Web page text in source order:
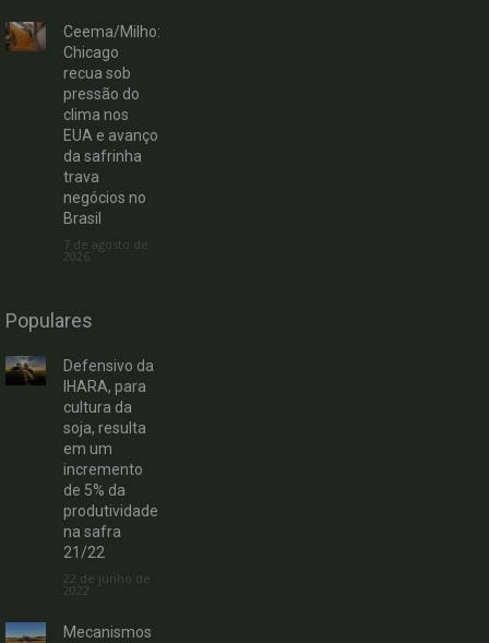
Ceema/Milho:
Chicago
recua sob
pressão do
clima nos
EUA e avanço
da safrinha
trava
negócios no
Brasil
7 de agosto de
2026
Populares
Defensivo da
IHARA, para
cultura da
soja, resulta
em um
incremento
de 5% da
produtividade
na safra
21/22
22 de junho de
2022
Mecanismos